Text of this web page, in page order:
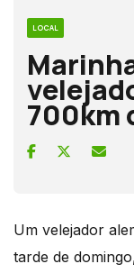
LOCAL
700km
Um velejador
tarde de